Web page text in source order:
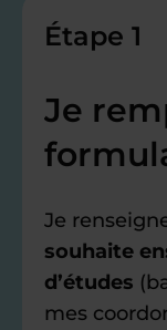
Étape 1
Je
Je
souhaite
d’études
mes